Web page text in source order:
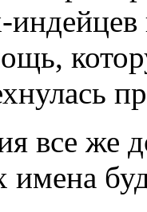
все же
имена